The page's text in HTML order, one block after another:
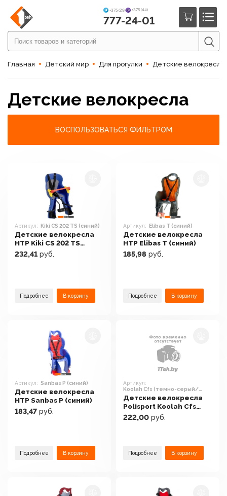
+375 (29) +375 (44)
777-24-01
Главная Детский мир Для прогулки Детские велокресла
Детские велокресла
ВОСПОЛЬЗОВАТЬСЯ ФИЛЬТРОМ
Артикул: Kiki CS 202 TS (синий)
Детские велокресла
HTP Kiki CS 202 TS
(синий)
232,41 руб.
Подробнее В корзину
Артикул: Elibas T (синий)
Детские велокресла
HTP Elibas T (синий)
185,98 руб.
Подробнее В корзину
Артикул: Sanbas P (синий)
Детские велокресла
HTP Sanbas P (синий)
183,47 руб.
Подробнее В корзину
Артикул:
Koolah Cfs (темно-серый/
серебристый)
Детские велокресла
Polisport Koolah Cfs
(темно-серый/
серебристый)
222,00 руб.
Подробнее В корзину